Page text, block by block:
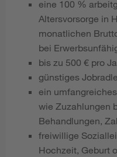
eine 100 %
Altersvorsorge in
monatlichen
bei
bis zu 500 € pro
günstiges
ein
wie Zuzahlungen
Behandlungen,
freiwillige
Hochzeit, Geburt